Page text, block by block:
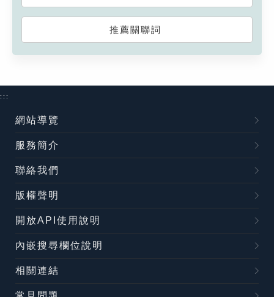
推薦關聯詞
:::
網站導覽
服務簡介
聯絡我們
版權聲明
開放API使用說明
內嵌搜尋欄位說明
相關連結